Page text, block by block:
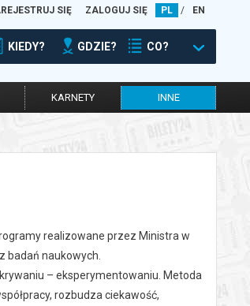
SIĘ ZALOGUJ SIĘ PL / EN
KIEDY? GDZIE? CO?
KARNETY INNE
realizowane przez Ministra w
badań naukowych.
– eksperymentowaniu. Metoda
rozbudza ciekawość,